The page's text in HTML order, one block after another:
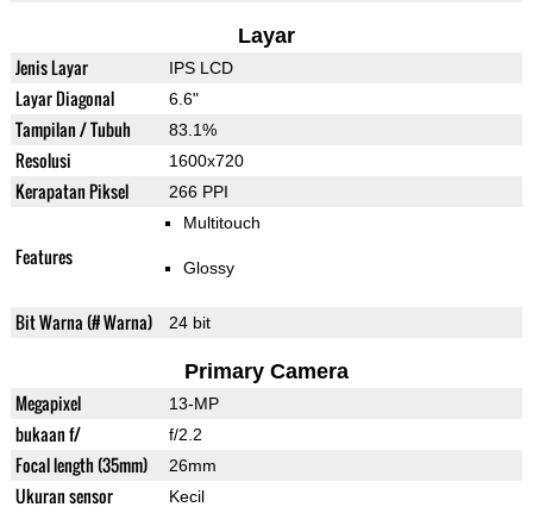
Layar
Jenis Layar IPS LCD
Layar Diagonal 6.6"
Tampilan / Tubuh 83.1%
Resolusi 1600x720
Kerapatan Piksel 266 PPI
Features
Multitouch
Glossy
Bit Warna (# Warna) 24 bit
Primary Camera
Megapixel 13-MP
bukaan f/ f/2.2
Focal length (35mm) 26mm
Ukuran sensor Kecil